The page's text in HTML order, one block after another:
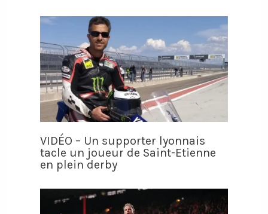
VIDÉO – Un supporter lyonnais
tacle un joueur de Saint-Etienne
en plein derby